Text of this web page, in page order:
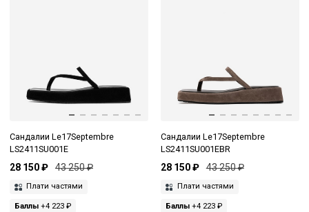
Сандалии Le17Septembre
LS2411SU001E
28 150 ₽ 43 250 ₽
Плати частями
Баллы +4 223 ₽
Сандалии Le17Septembre
LS2411SU001EBR
28 150 ₽ 43 250 ₽
Плати частями
Баллы+4 223 ₽